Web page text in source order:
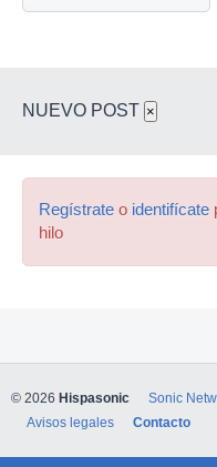
NUEVO POST ×
Regístrate o identifícate
hilo
© 2026 Hispasonic Sonic
Avisos legales
Contacto